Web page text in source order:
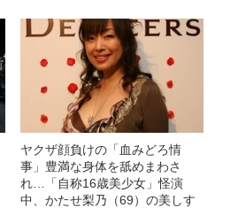
ヤクザ顔負けの「血みどろ情
事」豊満な身体を舐めまわさ
れ…「自称16歳美少女」怪演
中、かたせ梨乃（69）の美しす